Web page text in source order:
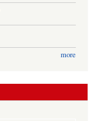
more